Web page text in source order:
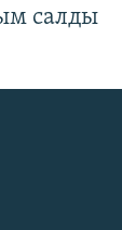
салды